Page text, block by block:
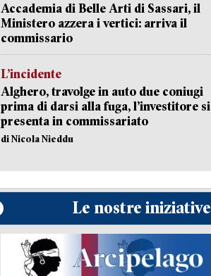
Accademia di Belle Arti di Sassari, il
Ministero azzera i vertici: arriva il
commissario
L’incidente
Alghero, travolge in auto due coniugi
prima di darsi alla fuga, l’investitore si
presenta in commissariato
di Nicola Nieddu
Le nostre iniziative